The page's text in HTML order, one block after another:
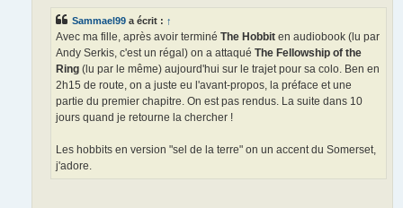
Sammael99 a écrit : ↑
Avec ma fille, après avoir terminé The Hobbit en audiobook (lu par
Andy Serkis, c'est un régal) on a attaqué The Fellowship of the
Ring (lu par le même) aujourd'hui sur le trajet pour sa colo. Ben en
2h15 de route, on a juste eu l'avant-propos, la préface et une
partie du premier chapitre. On est pas rendus. La suite dans 10
jours quand je retourne la chercher !
Les hobbits en version "sel de la terre" on un accent du Somerset,
j'adore.